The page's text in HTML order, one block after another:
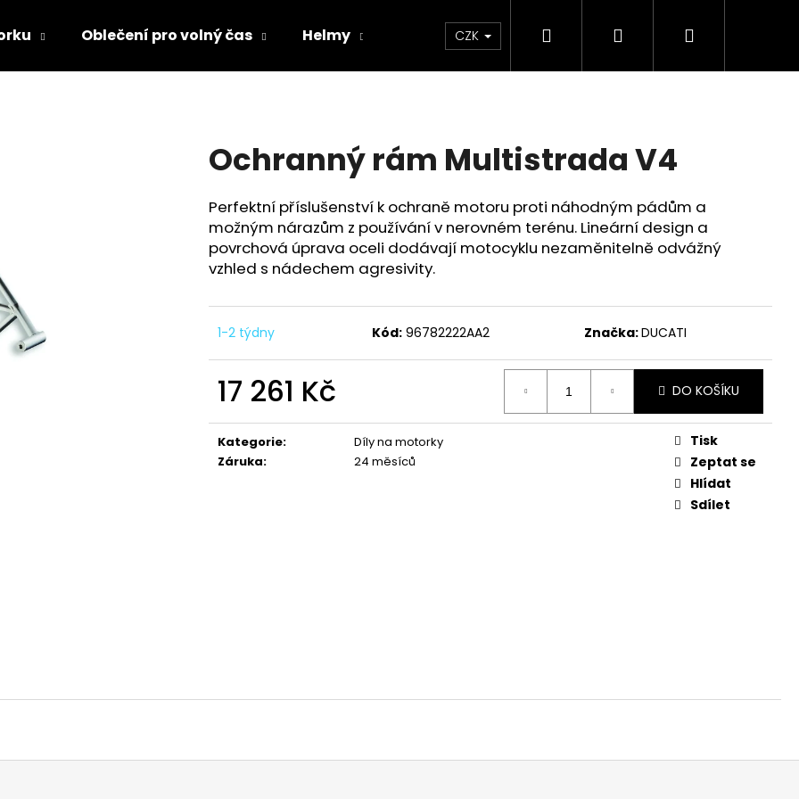
Oblečení pro volný čas Helmy Chrániče Díly Doplňky a předměty
CZK Hledat PřihlášeníNákupní
Ochranný rám Multistrada V4
Perfektní příslušenství k ochraně motoru proti náhodným pádům a
možným nárazům z používání v nerovném terénu. Lineární design a
povrchová úprava oceli dodávají motocyklu nezaměnitelně odvážný
vzhled s nádechem agresivity.
1-2 týdny Kód: 96782222AA2 Značka:DUCATI
17 261 Kč
cena:
DO KOŠÍKU
Kategorie:
Díly na motorky
Záruka: 24 měsíců
Tisk
Zeptat se
Hlídat
Sdílet
HLEDAT
TRIČKO DC SPEED ČERVENO-ČERNÉ